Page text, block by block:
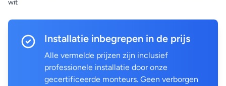
wit
Installatie inbegrepen in de prijs
Alle vermelde prijzen zijn inclusief
professionele installatie door onze
gecertificeerde monteurs. Geen verborgen